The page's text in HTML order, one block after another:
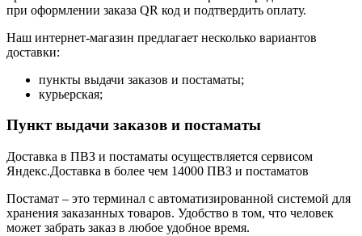
при оформлении заказа QR код и подтвердить оплату.
Наш интернет-магазин предлагает несколько вариантов
доставки:
пункты выдачи заказов и постаматы;
курьерская;
Пункт выдачи заказов и постаматы
Доставка в ПВЗ и постаматы осуществляется сервисом
Яндекс.Доставка в более чем 14000 ПВЗ и постаматов
Постамат – это терминал с автоматизированной системой для
хранения заказанных товаров. Удобство в том, что человек
может забрать заказ в любое удобное время.